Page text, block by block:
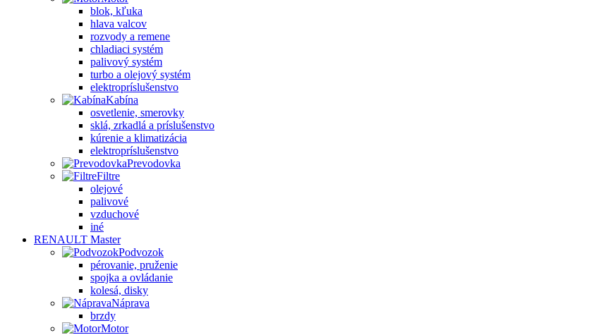
blok, kľuka
hlava valcov
rozvody a remene
chladiaci systém
palivový systém
turbo a olejový systém
elektropríslušenstvo
Kabína
osvetlenie, smerovky
sklá, zrkadlá a príslušenstvo
kúrenie a klimatizácia
elektropríslušenstvo
Prevodovka
Filtre
olejové
palivové
vzduchové
iné
RENAULT Master
Podvozok
pérovanie, pruženie
spojka a ovládanie
kolesá, disky
Náprava
brzdy
Motor